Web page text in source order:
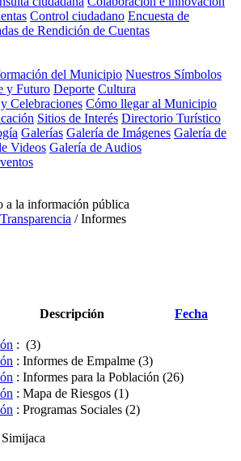
Control ciudadano Encuesta de
de Rendición de Cuentas
del Municipio Nuestros Símbolos
y Futuro Deporte Cultura
Celebraciones Cómo llegar al Municipio
Sitios de Interés Directorio Turístico
Galerías Galería de Imágenes Galería de
Videos Galería de Audios
a la información pública
Transparencia /Informes
Descripción Fecha
: ‎(3)
: Informes de Empalme ‎(3)
: Informes para la Población ‎(26)
: Mapa de Riesgos ‎(1)
: Programas Sociales ‎(2)